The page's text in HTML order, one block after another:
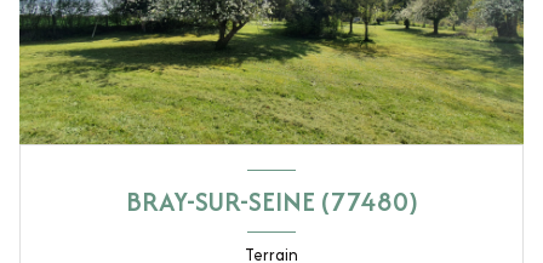
BRAY-SUR-SEINE (77480)
Terrain